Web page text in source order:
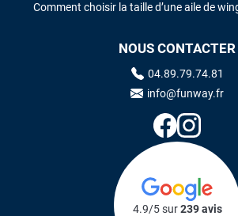
Comment choisir la taille d’une aile de
NOUS CONTACTER
04.89.79.74.81
info@funway.fr
4.9/5 sur239 avis